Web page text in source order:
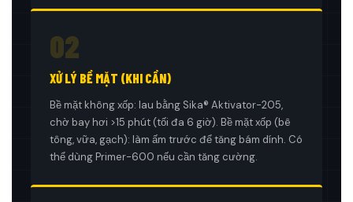
02
XỬ LÝ BỀ MẶT (KHI CẦN)
Bề mặt không xốp: lau bằng Sika® Aktivator-205,
chờ bay hơi >15 phút (tối đa 6 giờ). Bề mặt xốp (bê
tông, vữa, gạch): làm ấm trước để tăng bám dính. Có
thể dùng Primer-600 nếu cần tăng cường.